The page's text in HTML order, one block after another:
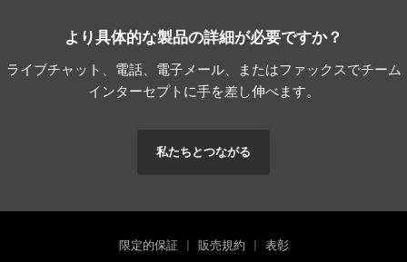
より具体的な製品の詳細が必要ですか？
ライブチャット、電話、電子メール、またはファックスでチーム
インターセプトに手を差し伸べます。
私たちとつながる
限定的保証| 販売規約 表彰